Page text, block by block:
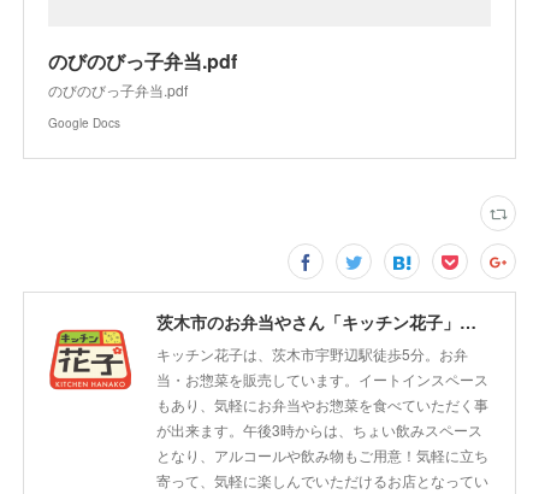
のびのびっ子弁当.pdf
のびのびっ子弁当.pdf
Google Docs
茨木市のお弁当やさん「キッチン花子」ちょい飲みスペース「サウス」
キッチン花子は、茨木市宇野辺駅徒歩5分。お弁
当・お惣菜を販売しています。イートインスペース
もあり、気軽にお弁当やお惣菜を食べていただく事
が出来ます。午後3時からは、ちょい飲みスペース
となり、アルコールや飲み物もご用意！気軽に立ち
寄って、気軽に楽しんでいただけるお店となってい